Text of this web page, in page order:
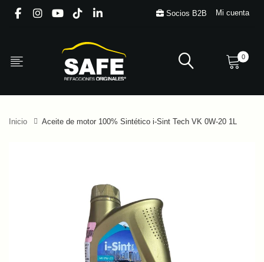
Socios B2B Mi cuenta
0
Inicio Aceite de motor 100% Sintético i-Sint Tech VK 0W-20 1L